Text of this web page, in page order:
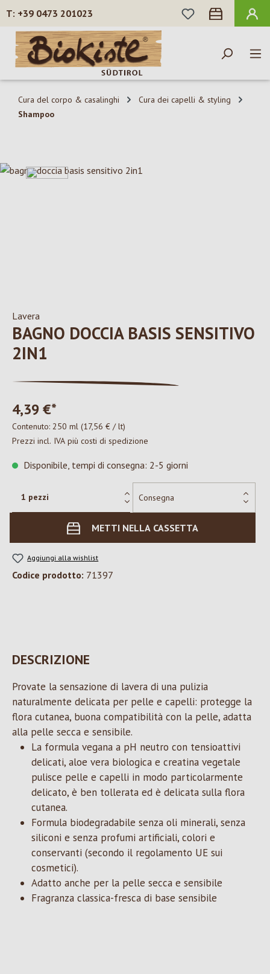
Passa al contenuto principale
+39 0473 201023
HAI 0 ARTICOLI
Cura del corpo & casalinghi
Cura dei capelli & styling
Shampoo
Salta la galleria di immagini
Lavera
BAGNO DOCCIA BASIS SENSITIVO
2IN1
4,39 €*
Contenuto: 250 ml (17,56 € / lt)
Prezzi incl. IVA più costi di spedizione
Disponibile, tempi di consegna: 2-5 giorni
METTI NELLA CASSETTA
Aggiungi alla wishlist
Codice prodotto: 71397
DESCRIZIONE
Provate la sensazione di lavera di una pulizia
naturalmente delicata per pelle e capelli: protegge la
flora cutanea, buona compatibilità con la pelle, adatta
alla pelle secca e sensibile.
La formula vegana a pH neutro con tensioattivi
delicati, aloe vera biologica e creatina vegetale
pulisce pelle e capelli in modo particolarmente
delicato, è ben tollerata ed è delicata sulla flora
cutanea.
Formula biodegradabile senza oli minerali, senza
siliconi e senza profumi artificiali, colori e
conservanti (secondo il regolamento UE sui
cosmetici).
Adatto anche per la pelle secca e sensibile
Fragranza classica-fresca di base sensibile